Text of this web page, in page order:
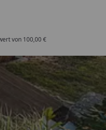
von 100,00 €